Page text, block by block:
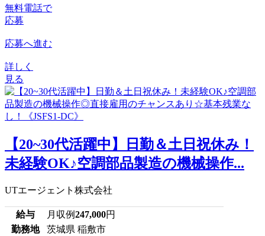
無料電話で
応募
応募へ進む
詳しく
見る
【20~30代活躍中】日勤＆土日祝休み！
未経験OK♪空調部品製造の機械操作...
UTエージェント株式会社
給与 月収例247,000円
勤務地
茨城県 稲敷市